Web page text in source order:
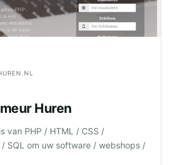
Huren
van PHP / HTML / CSS /
/ SQL om uw software / webshops /